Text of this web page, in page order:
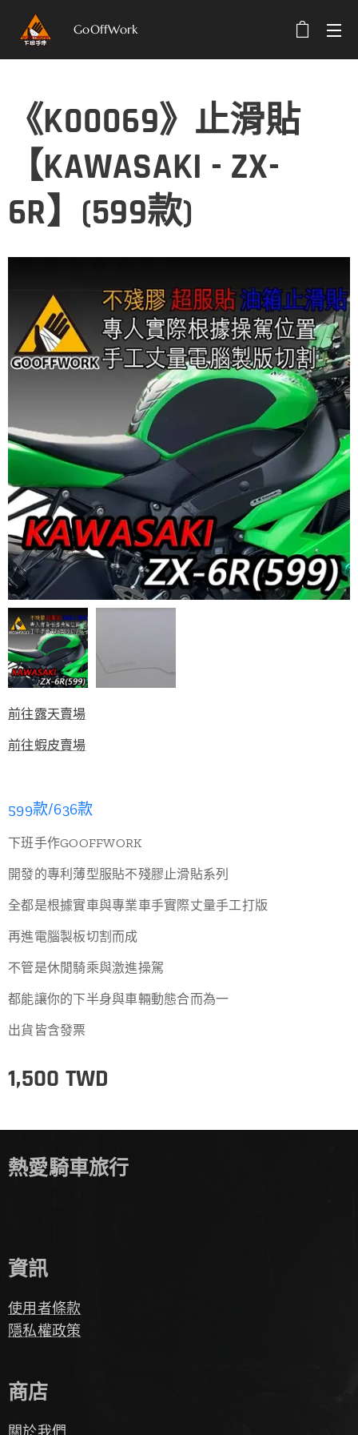
GoOffWork
《K00069》止滑貼
【KAWASAKI - ZX-
6R】(599款)
前往露天賣場
前往蝦皮賣場
599款/636款
下班手作GOOFFWORK
開發的專利薄型服貼不殘膠止滑貼系列
全都是根據實車與專業車手實際丈量手工打版
再進電腦製板切割而成
不管是休閒騎乘與激進操駕
都能讓你的下半身與車輛動態合而為一
出貨皆含發票
1,500 TWD
熱愛騎車旅行
資訊
使用者條款
隱私權政策
商店